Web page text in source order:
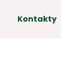
Kontakty